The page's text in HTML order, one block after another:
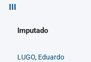
III
Imputado
LUGO, Eduardo